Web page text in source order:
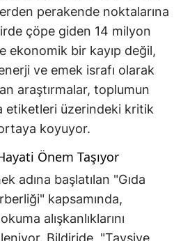
perakende noktalarına
çöpe giden 14 milyon
ekonomik bir kayıp değil,
ve emek israfı olarak
araştırmalar, toplumun
etiketleri üzerindeki kritik
koyuyor.
Önem Taşıyor
adına başlatılan "Gıda
kapsamında,
alışkanlıklarını
Bildiride, "Tavsiye